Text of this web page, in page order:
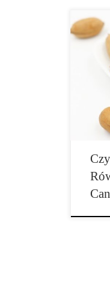
Jeśli
tylko
czasu